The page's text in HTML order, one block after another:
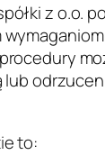
z o.o.
to: